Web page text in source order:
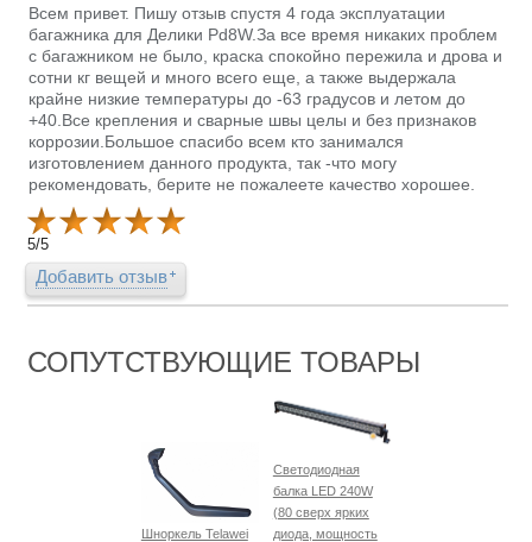
Всем привет. Пишу отзыв спустя 4 года эксплуатации
багажника для Делики Pd8W.За все время никаких проблем
с багажником не было, краска спокойно пережила и дрова и
сотни кг вещей и много всего еще, а также выдержала
крайне низкие температуры до -63 градусов и летом до
+40.Все крепления и сварные швы целы и без признаков
коррозии.Большое спасибо всем кто занимался
изготовлением данного продукта, так -что могу
рекомендовать, берите не пожалеете качество хорошее.
5/5
Добавить отзыв
СОПУТСТВУЮЩИЕ ТОВАРЫ
Шноркель Telawei
Светодиодная
балка LED 240W
(80 сверх ярких
диода, мощность